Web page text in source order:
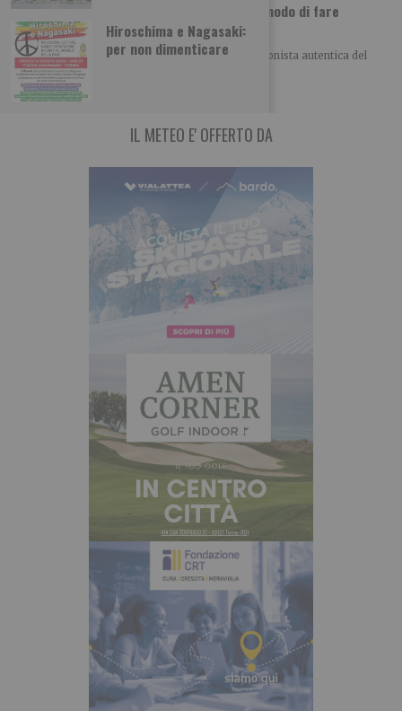
Hiroschima e Nagasaki:
per non dimenticare
Addio a Giuliana Gardini, inventò un nuovo modo di fare
televisione
Ci ha lasciati Giuliana Gardini, 83 anni, una protagonista autentica del
mondo del giornalismo torinese, capace
IL METEO E' OFFERTO DA